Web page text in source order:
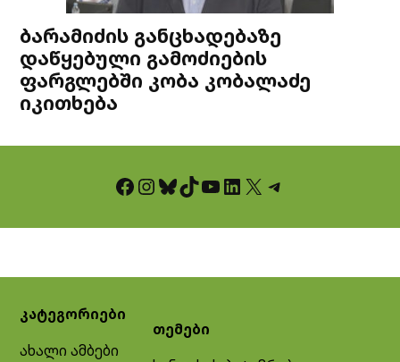
ბარამიძის განცხადებაზე
დაწყებული გამოძიების
ფარგლებში კობა კობალაძე
იკითხება
Facebook InstagramBluesky TikTok YouTube LinkedIn X Telegram
კატეგორიები
ახალი ამბები
თემები